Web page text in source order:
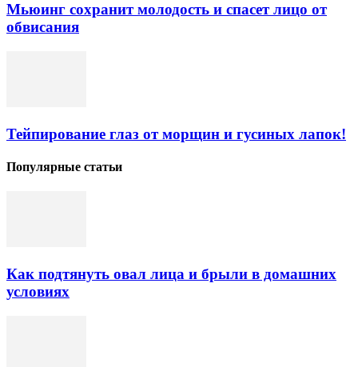
Мьюинг сохранит молодость и спасет лицо от
обвисания
Тейпирование глаз от морщин и гусиных лапок!
Популярные статьи
Как подтянуть овал лица и брыли в домашних
условиях